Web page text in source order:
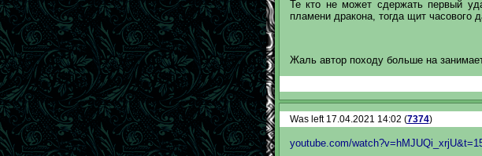
Те кто не может сдержать первый
пламени дракона, тогда щит часового
Жаль автор походу больше на
Was left 17.04.2021 14:02 (7374)
youtube.com/